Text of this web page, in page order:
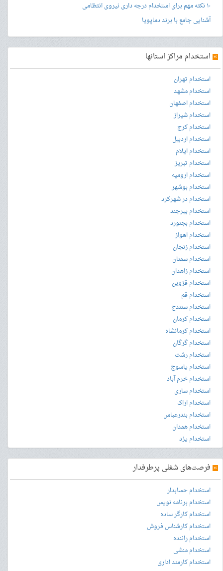
۱۰ نکته مهم برای استخدام درجه داری نیروی انتظامی
آشنایی جامع با برند دماپویا
» استخدام مراکز استانها
استخدام تهران
استخدام مشهد
استخدام اصفهان
استخدام شیراز
استخدام کرج
استخدام اردبیل
استخدام ایلام
استخدام تبریز
استخدام ارومیه
استخدام بوشهر
استخدام در شهرکرد
استخدام بیرجند
استخدام بجنورد
استخدام اهواز
استخدام زنجان
استخدام سمنان
استخدام زاهدان
استخدام قزوین
استخدام قم
استخدام سنندج
استخدام کرمان
استخدام کرمانشاه
استخدام گرگان
استخدام رشت
استخدام یاسوج
استخدام خرم آباد
استخدام ساری
استخدام اراک
استخدام بندرعباس
استخدام همدان
استخدام یزد
» فرصت‌های شغلی پرطرفدار
استخدام حسابدار
استخدام برنامه نویس
استخدام کارگر ساده
استخدام کارشناس فروش
استخدام راننده
استخدام منشی
استخدام کارمند اداری